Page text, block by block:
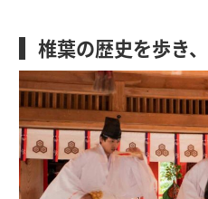
椎葉の歴史を歩き